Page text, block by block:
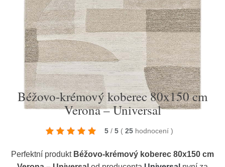
Béžovo-krémový koberec 80x150 cm
Verona – Universal
5 / 5 ( 25 hodnocení )
Perfektní produkt Béžovo-krémový koberec 80x150 cm